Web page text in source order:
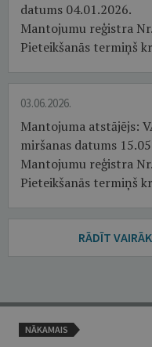
datums 04.01.2026.
Mantojumu reģistra
Pieteikšanās termiņš
03.06.2026.
Mantojuma atstājējs:
miršanas datums
Mantojumu reģistra
Pieteikšanās termiņš
RĀDĪT
NĀKAMAIS